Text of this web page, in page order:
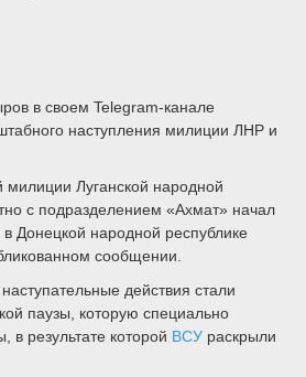
в своем Telegram-канале
наступления милиции ЛНР и
Луганской народной
с подразделением «Ахмат» начал
Донецкой народной республике
сообщении.
действия стали
паузы, которую специально
результате которой ВСУ раскрыли